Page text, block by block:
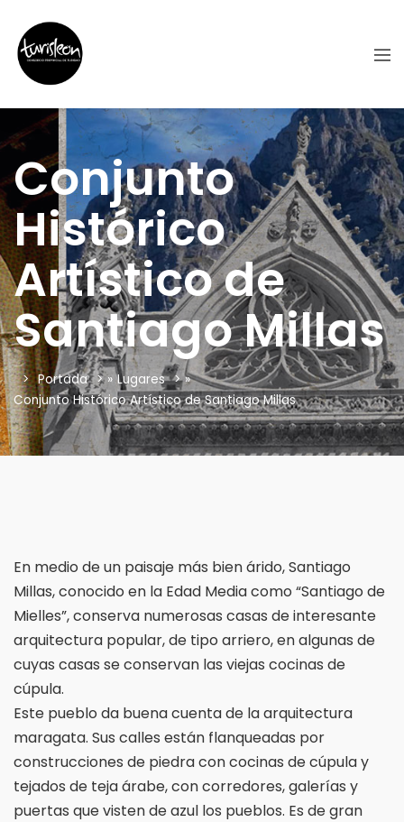
Conjunto
Histórico
Artístico de
Santiago Millas
Portada » Lugares
»
Conjunto Histórico Artístico de Santiago Millas
En medio de un paisaje más bien árido, Santiago
Millas, conocido en la Edad Media como “Santiago de
Mielles”, conserva numerosas casas de interesante
arquitectura popular, de tipo arriero, en algunas de
cuyas casas se conservan las viejas cocinas de
cúpula.
Este pueblo da buena cuenta de la arquitectura
maragata. Sus calles están flanqueadas por
construcciones de piedra con cocinas de cúpula y
tejados de teja árabe, con corredores, galerías y
puertas que visten de azul los pueblos. Es de gran